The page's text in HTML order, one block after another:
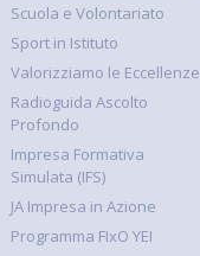
Scuola e Volontariato
Sport in Istituto
Valorizziamo le Eccellenze
Radioguida Ascolto
Profondo
Impresa Formativa
Simulata (IFS)
JA Impresa in Azione
Programma FIxO YEI